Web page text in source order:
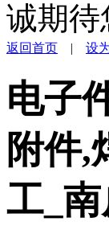
诚期待
返回首页 | 设
电子
附件,
工_